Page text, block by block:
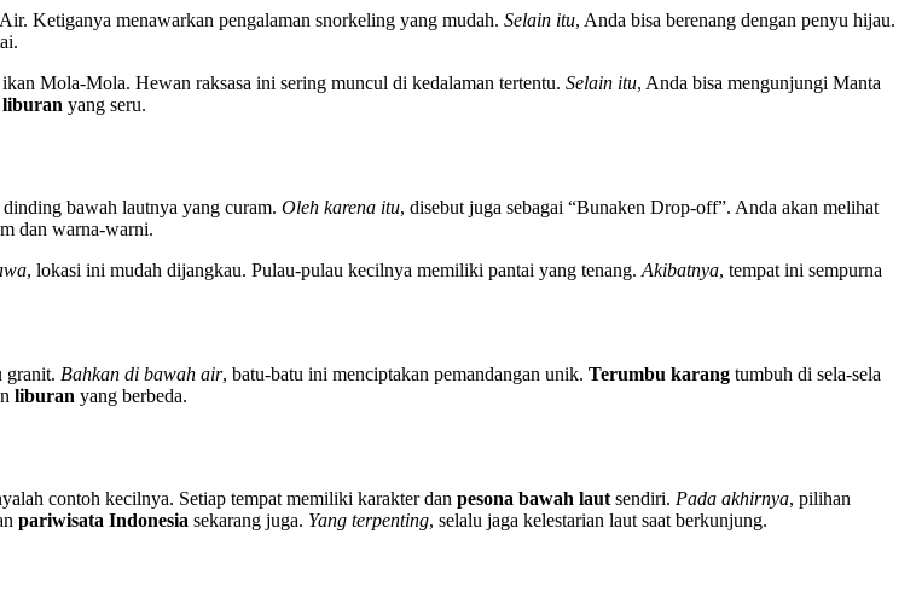
Ketiganya menawarkan pengalaman snorkeling yang mudah. Selain itu, Anda bisa berenang dengan penyu hijau.
Mola-Mola. Hewan raksasa ini sering muncul di kedalaman tertentu. Selain itu, Anda bisa mengunjungi Manta
liburan yang seru.
bawah lautnya yang curam. Oleh karena itu, disebut juga sebagai “Bunaken Drop-off”. Anda akan melihat
dan warna-warni.
, lokasi ini mudah dijangkau. Pulau-pulau kecilnya memiliki pantai yang tenang. Akibatnya, tempat ini sempurna
granit. Bahkan di bawah air, batu-batu ini menciptakan pemandangan unik. Terumbu karang tumbuh di sela-sela
liburan yang berbeda.
contoh kecilnya. Setiap tempat memiliki karakter dan pesona bawah laut sendiri. Pada akhirnya, pilihan
pariwisata Indonesia sekarang juga. Yang terpenting, selalu jaga kelestarian laut saat berkunjung.